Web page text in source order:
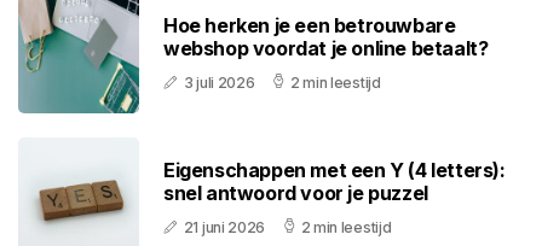
Hoe herken je een betrouwbare
webshop voordat je online betaalt?
3 juli 2026 2 min leestijd
Eigenschappen met een Y (4 letters):
snel antwoord voor je puzzel
21 juni 2026 2 min leestijd